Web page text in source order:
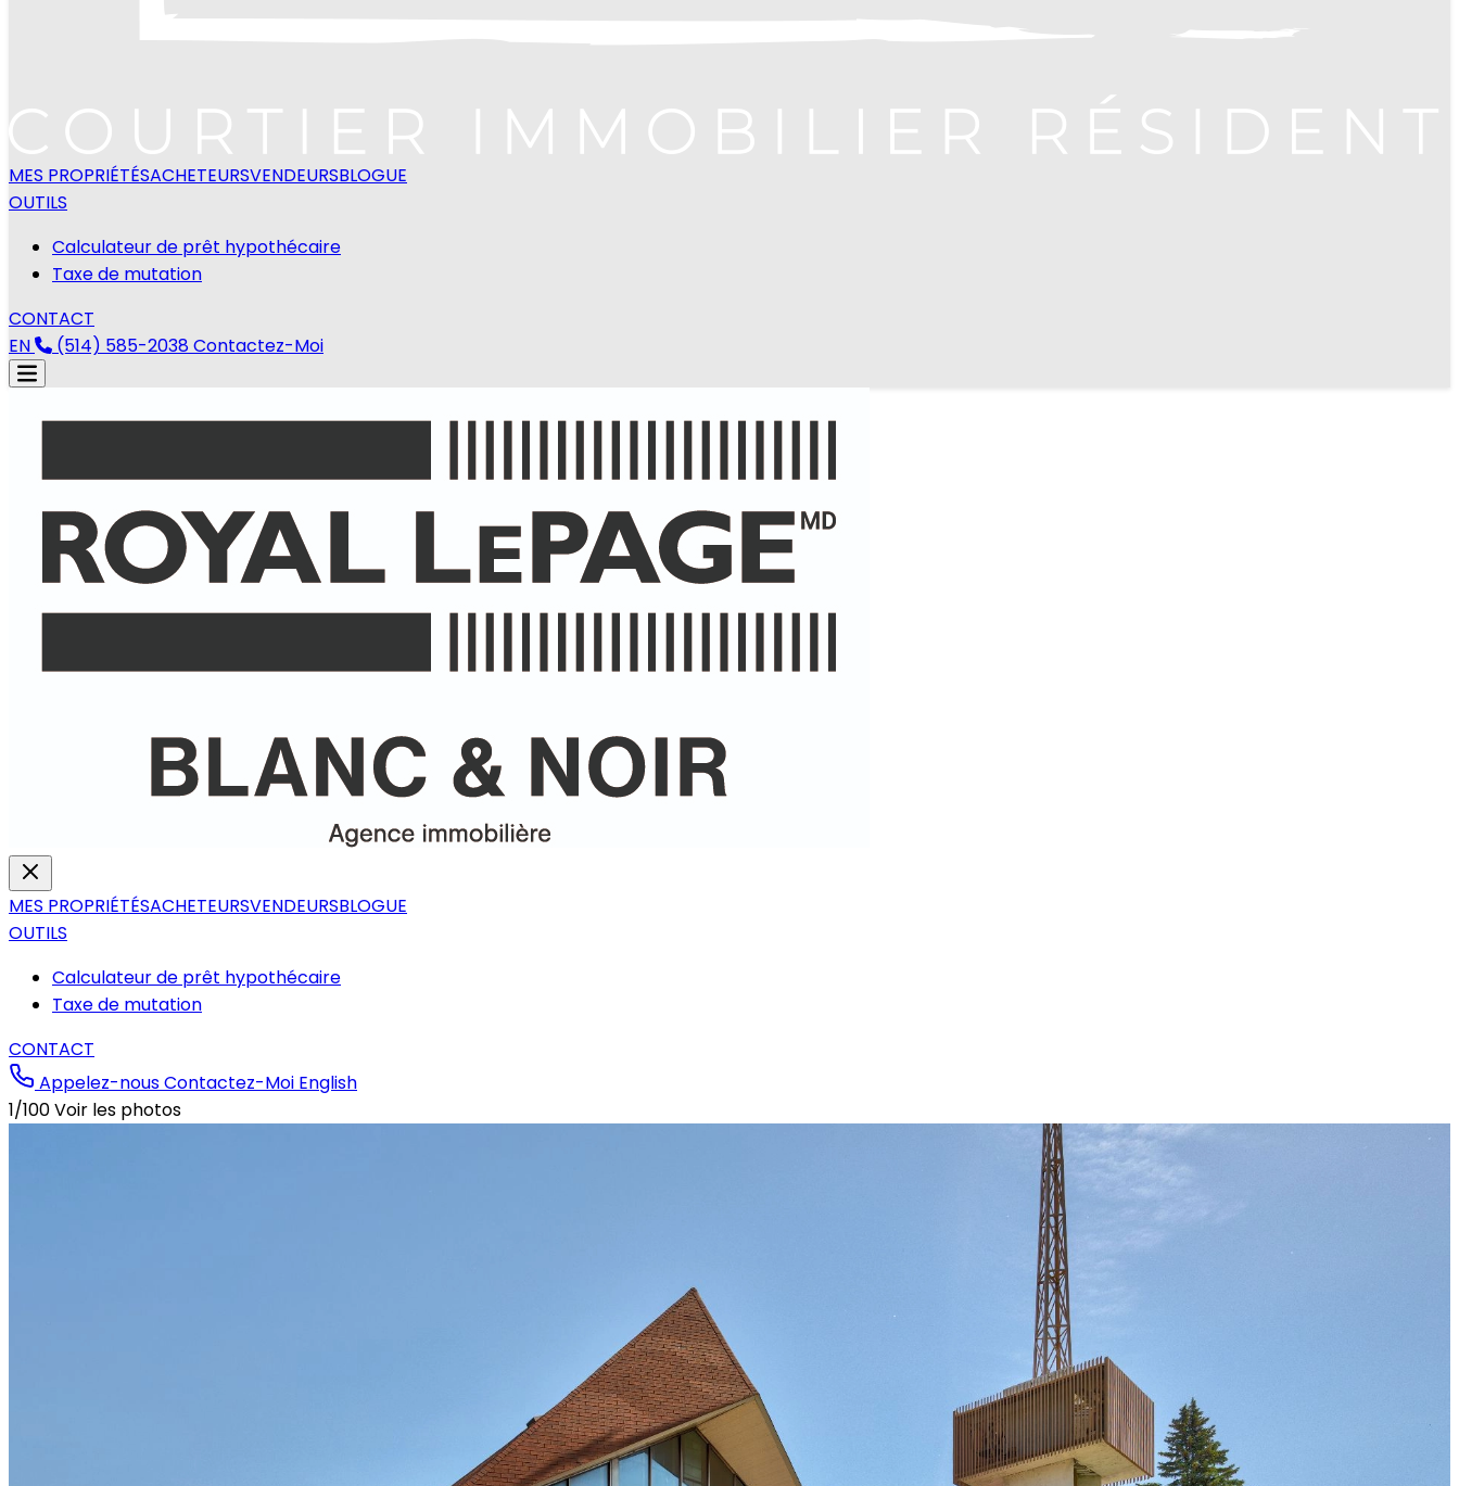
MES PROPRIÉTÉSACHETEURSVENDEURSBLOGUE
OUTILS
Calculateur de prêt hypothécaire
Taxe de mutation
CONTACT
EN
(514) 585-2038 Contactez-Moi
MES PROPRIÉTÉSACHETEURSVENDEURSBLOGUE
OUTILS
Calculateur de prêt hypothécaire
Taxe de mutation
CONTACT
Appelez-nousContactez-Moi English
1/100Voir les photos